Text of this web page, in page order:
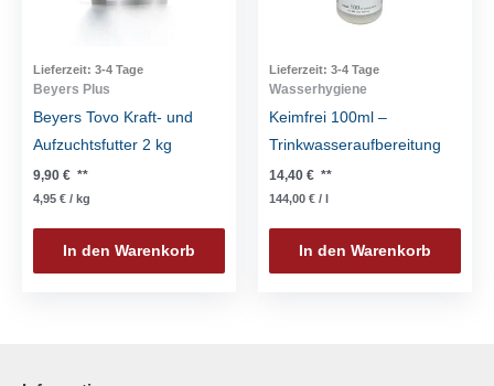
Lieferzeit: 3-4 Tage
Beyers Plus
Beyers Tovo Kraft- und
Aufzuchtsfutter 2 kg
9,90 € **
4,95 € / kg
In den Warenkorb
Lieferzeit: 3-4 Tage
Wasserhygiene
Keimfrei 100ml –
Trinkwasseraufbereitung
14,40 € **
144,00 € / l
In den Warenkorb